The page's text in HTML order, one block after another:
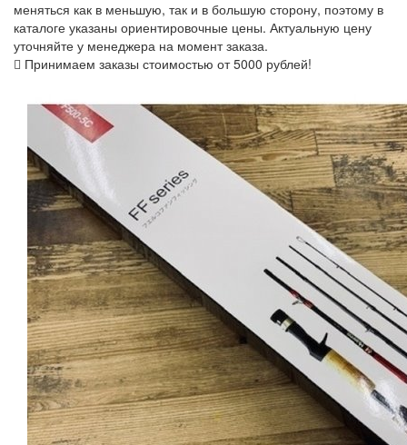
меняться как в меньшую, так и в большую сторону, поэтому в
каталоге указаны ориентировочные цены. Актуальную цену
уточняйте у менеджера на момент заказа.
Принимаем заказы стоимостью от 5000 рублей!